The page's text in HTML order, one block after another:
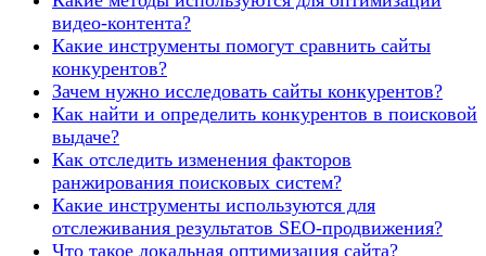
видео-контента?
Какие инструменты помогут сравнить сайты
конкурентов?
Зачем нужно исследовать сайты конкурентов?
Как найти и определить конкурентов в поисковой
выдаче?
Как отследить изменения факторов
ранжирования поисковых систем?
Какие инструменты используются для
отслеживания результатов SEO-продвижения?
Что такое локальная оптимизация сайта?